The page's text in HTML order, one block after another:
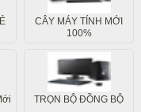
CÂY MÁY TÍNH MỚI
100%
TRỌN BỘ ĐỒNG BỘ